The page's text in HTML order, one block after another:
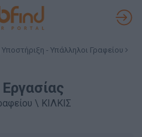
Υποστήριξη - Υπάλληλοι Γραφείου
\ ΚΙΛΚΙΣ